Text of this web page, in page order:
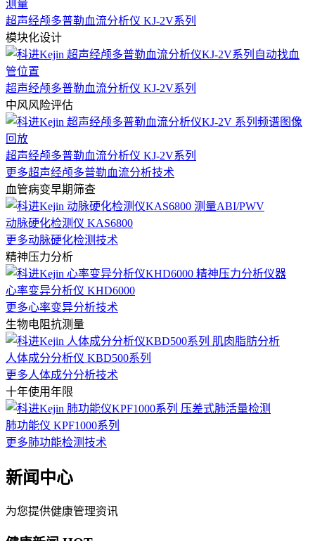
超声经颅多普勒血流分析仪 KJ-2V系列
模块化设计
超声经颅多普勒血流分析仪 KJ-2V系列
中风风险评估
超声经颅多普勒血流分析仪 KJ-2V系列
更多超声经颅多普勒血流分析技术
血管病变早期筛查
动脉硬化检测仪 KAS6800
更多动脉硬化检测技术
精神压力分析
心率变异分析仪 KHD6000
更多心率变异分析技术
生物电阻抗测量
人体成分分析仪 KBD500系列
更多人体成分分析技术
十年使用年限
肺功能仪 KPF1000系列
更多肺功能检测技术
新闻中心
为您提供健康管理资讯